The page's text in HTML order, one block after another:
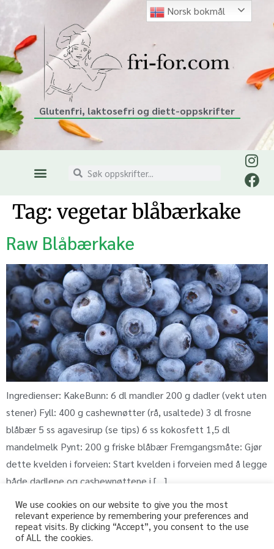
Glutenfri, laktosefri og diett-oppskrifter
Tag: vegetar blåbærkake
Raw Blåbærkake
Ingredienser: KakeBunn: 6 dl mandler 200 g dadler (vekt uten
stener) Fyll: 400 g cashewnøtter (rå, usaltede) 3 dl frosne
blåbær 5 ss agavesirup (se tips) 6 ss kokosfett 1,5 dl
mandelmelk Pynt: 200 g friske blåbær Fremgangsmåte: Gjør
dette kvelden i forveien: Start kvelden i forveien med å legge
både dadlene og cashewnøttene i […]
fri-for.no
We use cookies on our website to give you the most
relevant experience by remembering your preferences and
repeat visits. By clicking “Accept”, you consent to the use
of ALL the cookies.
Norsk bokmål